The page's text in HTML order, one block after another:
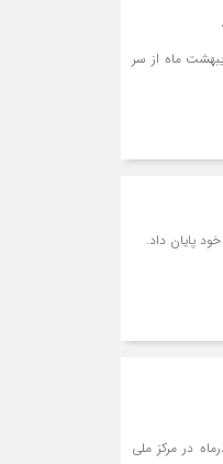
رده های سنی باشگاه های کشور فصل ۱۴۰۵-۱۴۰۴ از روز ۲۵ اردیبهشت ماه از سر
پایان داد.
در مرکز ملی